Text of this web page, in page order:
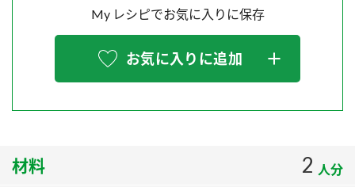
炊き込みご飯の素 米飯用調味液
スペシャルサイト
お酢を知ろう！
ぽん酢サワー
MIM（ミツカンミュージアム）
各部門が大切にしていること
販売終了製品のご案内
よくあるご質問
地図から取り扱い店舗を探す
My レシピでお気に入りに保存
お気に入りに追加
材料 2 人分